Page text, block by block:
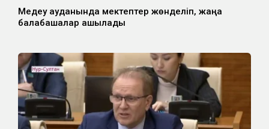
Медеу ауданында мектептер жөнделіп, жаңа
балабақшалар ашылады